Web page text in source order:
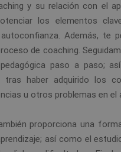
y su relación con el
los elementos
Además, te
de coaching.
paso a paso;
tras haber adquirido los
u otros problemas en el
proporciona una
así como el